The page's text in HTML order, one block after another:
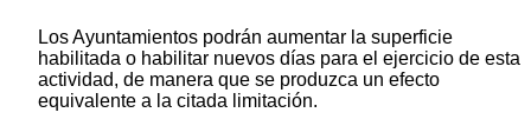
Los Ayuntamientos podrán aumentar la superficie
habilitada o habilitar nuevos días para el ejercicio de esta
actividad, de manera que se produzca un efecto
equivalente a la citada limitación.